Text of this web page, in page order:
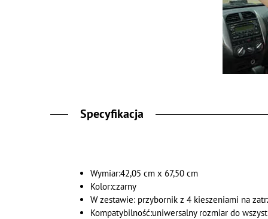
Specyfikacja
Wymiar:42,05 cm x 67,50 cm
Kolor:czarny
W zestawie: przybornik z 4 kieszeniami na
Kompatybilność:uniwersalny rozmiar do